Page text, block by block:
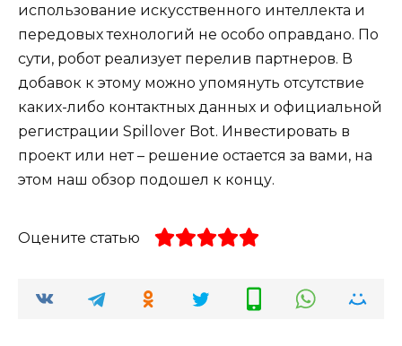
использование искусственного интеллекта и
передовых технологий не особо оправдано. По
сути, робот реализует перелив партнеров. В
добавок к этому можно упомянуть отсутствие
каких-либо контактных данных и официальной
регистрации Spillover Bot. Инвестировать в
проект или нет – решение остается за вами, на
этом наш обзор подошел к концу.
Оцените статью